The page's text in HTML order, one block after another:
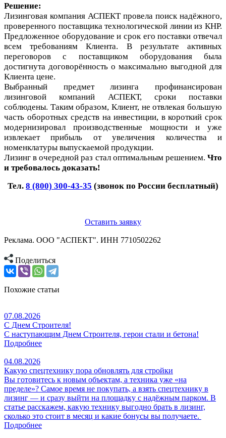
Решение:
Лизинговая компания АСПЕКТ провела поиск надёжного,
проверенного поставщика технологической линии из КНР.
Предложенное оборудование и срок его поставки отвечал
всем требованиям Клиента. В результате активных
переговоров с поставщиком оборудования была
достигнута договорённость о максимально выгодной для
Клиента цене.
Выбранный предмет лизинга профинансирован
лизинговой компаний АСПЕКТ, сроки поставки
соблюдены. Таким образом, Клиент, не отвлекая большую
часть оборотных средств на инвестиции, в короткий срок
модернизировал производственные мощности и уже
извлекает прибыль от увеличения количества и
номенклатуры выпускаемой продукции.
Лизинг в очередной раз стал оптимальным решением. Что
и требовалось доказать!
Тел. 8 (800) 300-43-35 (звонок по России бесплатный)
Оставить заявку
Реклама. ООО "АСПЕКТ". ИНН 7710502262
Поделиться
Похожие статьи
07.08.2026
С Днем Строителя!
С наступающим Днем Строителя, герои стали и бетона!
Подробнее
04.08.2026
Какую спецтехнику пора обновлять для стройки
Вы готовитесь к новым объектам, а техника уже «на
пределе»? Самое время не покупать, а взять спецтехнику в
лизинг — и сразу выйти на площадку с надёжным парком. В
статье расскажем, какую технику выгодно брать в лизинг,
сколько это стоит в месяц и какие бонусы вы получаете.
Подробнее